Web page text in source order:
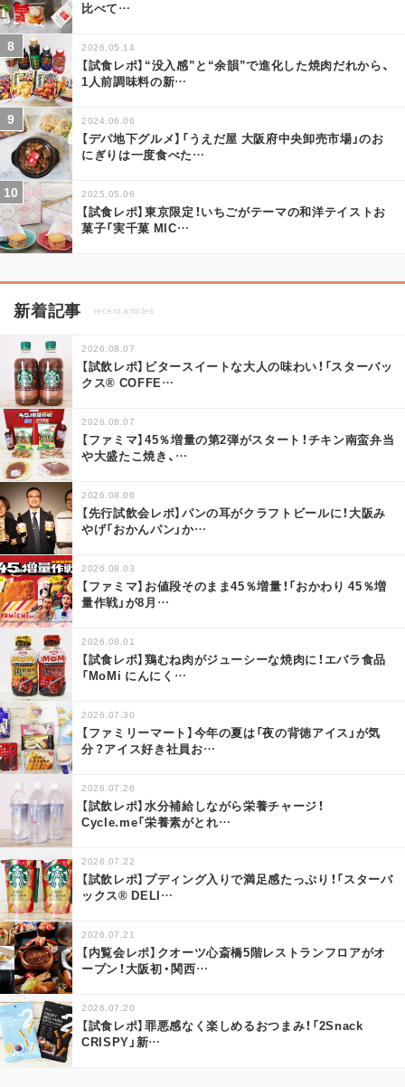
比べて…
2026.05.14
【試食レポ】“没入感”と“余韻”で進化した焼肉だれから、
1人前調味料の新…
2024.06.06
【デパ地下グルメ】「うえだ屋 大阪府中央卸売市場」のお
にぎりは一度食べた…
2025.05.06
【試食レポ】東京限定！いちごがテーマの和洋テイストお
菓子「実千菓 MIC…
新着記事 recent articles
2026.08.07
【試飲レポ】ビタースイートな大人の味わい！「スターバッ
クス® COFFE…
2026.08.07
【ファミマ】45％増量の第2弾がスタート！チキン南蛮弁当
や大盛たこ焼き、 …
2026.08.06
【先行試飲会レポ】パンの耳がクラフトビールに！大阪み
やげ「おかんパン」か…
2026.08.03
【ファミマ】お値段そのまま45％増量！「おかわり 45％増
量作戦」が8月 …
2026.08.01
【試食レポ】鶏むね肉がジューシーな焼肉に！エバラ食品
「MoMi にんにく …
2026.07.30
【ファミリーマート】今年の夏は「夜の背徳アイス」が気
分？アイス好き社員お…
2026.07.26
【試飲レポ】水分補給しながら栄養チャージ！
Cycle.me「栄養素がとれ…
2026.07.22
【試飲レポ】プディング入りで満足感たっぷり！「スターバ
ックス® DELI…
2026.07.21
【内覧会レポ】クオーツ心斎橋5階レストランフロアがオ
ープン！大阪初・関西…
2026.07.20
【試食レポ】罪悪感なく楽しめるおつまみ！「2Snack
CRISPY」新…